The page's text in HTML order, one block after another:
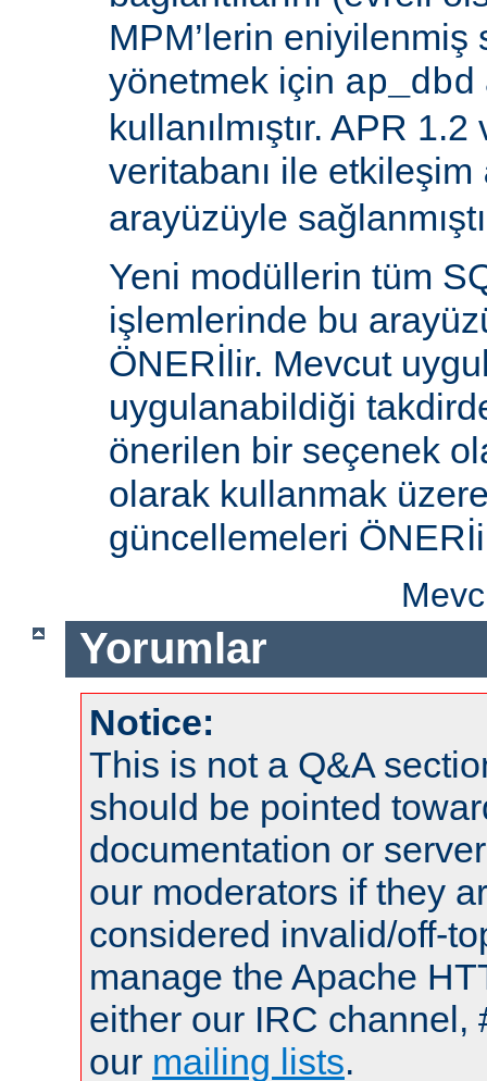
MPM’lerin
yönetmek için ap_dbd
kullanılmıştır. APR
veritabanı ile etkileşim
arayüzüyle
Yeni modüllerin tüm
işlemlerinde bu
ÖNERİlir. Mevcut
uygulanabildiği
önerilen bir seçenek
olarak kullanmak
güncellemeleri
Yorumlar
Notice:
This is not a Q&A
should be pointed
documentation or
our moderators if they
considered invalid/off-
manage the Apache
either our IRC channel,
our mailing lists.